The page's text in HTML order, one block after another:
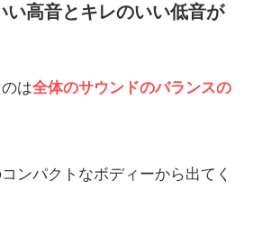
い高音とキレのいい低音が
は全体のサウンドのバランスの
ンパクトなボディーから出てく